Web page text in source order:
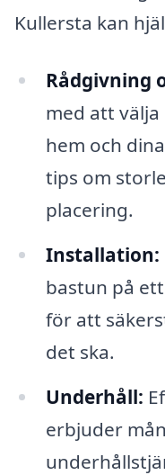
Kullersta kan
Rådgivning
med att
hem och
tips om
placering.
Installation:
bastun på
för att
det ska.
Underhåll:
erbjuder